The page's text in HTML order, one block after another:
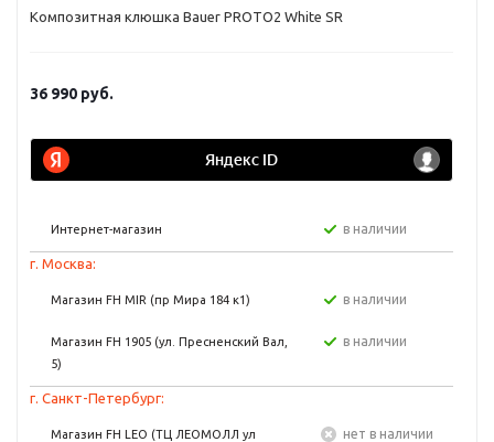
Композитная клюшка Bauer PROTO2 White SR
36 990 руб.
Интернет-магазин в наличии
г. Москва:
Магазин FH MIR (пр Мира 184 к1) в наличии
Магазин FH 1905 (ул. Пресненский Вал,
5)
в наличии
г. Санкт-Петербург:
Магазин FH LEO (ТЦ ЛЕОМОЛЛ ул
Нет в наличии